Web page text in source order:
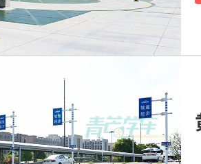
183****3832在44
177****6843在42
159****9603在38